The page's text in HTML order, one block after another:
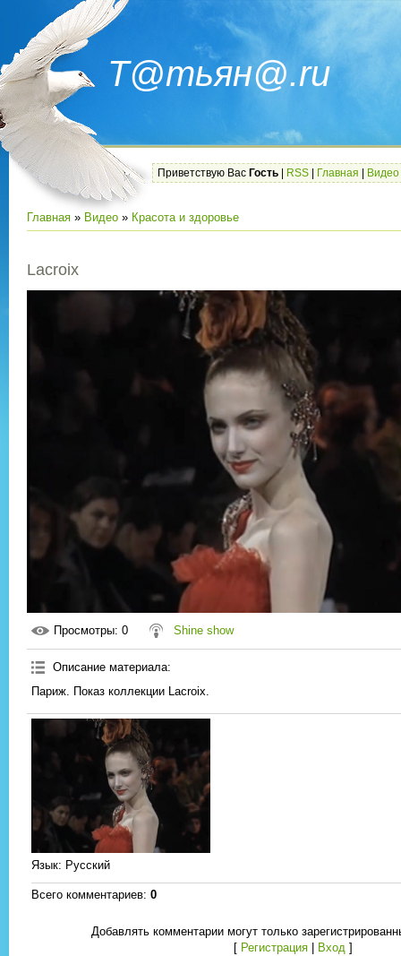
Т@тьян@.ru
Приветствую Вас Гость RSS Главная Видео
Главная » Видео » Красота и здоровье
Lacroix
Просмотры: 0 Shine show
Описание материала:
Париж. Показ коллекции Lacroix.
Язык: Русский
Всего комментариев: 0
Добавлять комментарии могут только
[ Регистрация| Вход]